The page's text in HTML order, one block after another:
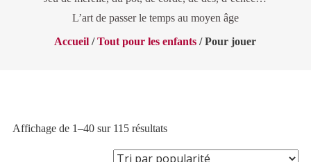
L’art de passer le temps au moyen âge
Accueil /Tout pour les enfants / Pour jouer
Affichage de 1–40 sur 115 résultatsTrié
par